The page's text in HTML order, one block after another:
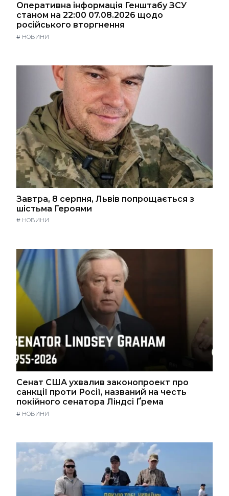
Оперативна інформація Генштабу ЗСУ
станом на 22:00 07.08.2026 щодо
російського вторгнення
# НОВИНИ
Завтра, 8 серпня, Львів попрощається з
шістьма Героями
# НОВИНИ
Сенат США ухвалив законопроект про
санкції проти Росії, названий на честь
покійного сенатора Ліндсі Ґрема
# НОВИНИ